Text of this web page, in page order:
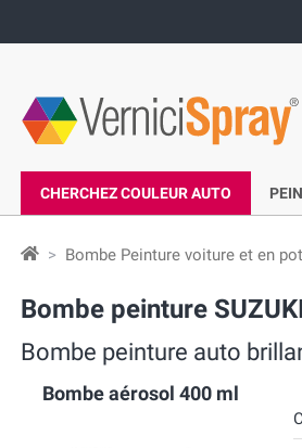
CHERCHEZ COULEUR AUTO
Bombe Peinture voiture et en
Bombe peinture
Bombe peinture auto
Bombe aérosol 400 ml